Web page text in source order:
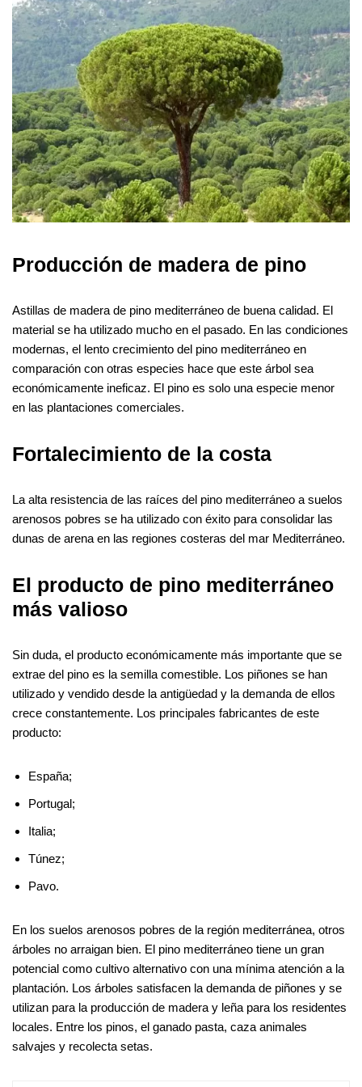
Producción de madera de pino
Astillas de madera de pino mediterráneo de buena calidad. El
material se ha utilizado mucho en el pasado. En las condiciones
modernas, el lento crecimiento del pino mediterráneo en
comparación con otras especies hace que este árbol sea
económicamente ineficaz. El pino es solo una especie menor
en las plantaciones comerciales.
Fortalecimiento de la costa
La alta resistencia de las raíces del pino mediterráneo a suelos
arenosos pobres se ha utilizado con éxito para consolidar las
dunas de arena en las regiones costeras del mar Mediterráneo.
El producto de pino mediterráneo
más valioso
Sin duda, el producto económicamente más importante que se
extrae del pino es la semilla comestible. Los piñones se han
utilizado y vendido desde la antigüedad y la demanda de ellos
crece constantemente. Los principales fabricantes de este
producto:
España;
Portugal;
Italia;
Túnez;
Pavo.
En los suelos arenosos pobres de la región mediterránea, otros
árboles no arraigan bien. El pino mediterráneo tiene un gran
potencial como cultivo alternativo con una mínima atención a la
plantación. Los árboles satisfacen la demanda de piñones y se
utilizan para la producción de madera y leña para los residentes
locales. Entre los pinos, el ganado pasta, caza animales
salvajes y recolecta setas.